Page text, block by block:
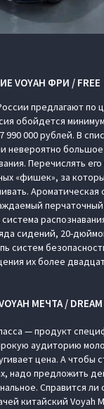
VOYAH ФРИ / FREE
предлагают по
обойдется
990 000 рублей. В
невероятно
Перечислять
«фишек», за
Ароматическая
сидений, 20-
систем
их более
МЕЧТА / DREAM
— продукт
аудиторию
цена. А чтобы
надо предложить
Справится ли
китайский Voyah